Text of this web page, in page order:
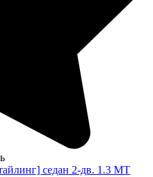
седан 2-дв. 1.3 MT